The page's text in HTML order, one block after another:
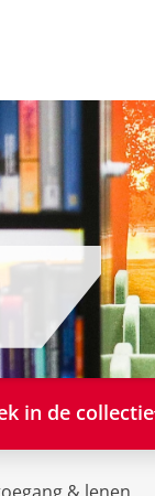
in de collectie
& lenen